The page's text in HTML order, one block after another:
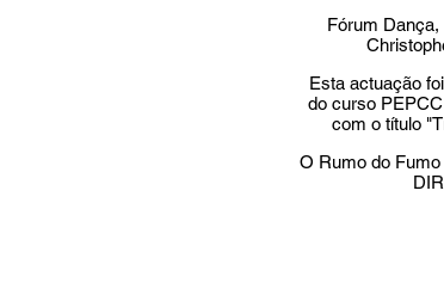
Fórum
Esta actuação
do curso
com o título
O Rumo do